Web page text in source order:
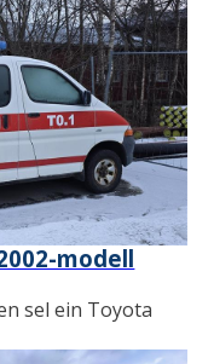
modell
sel ein Toyota